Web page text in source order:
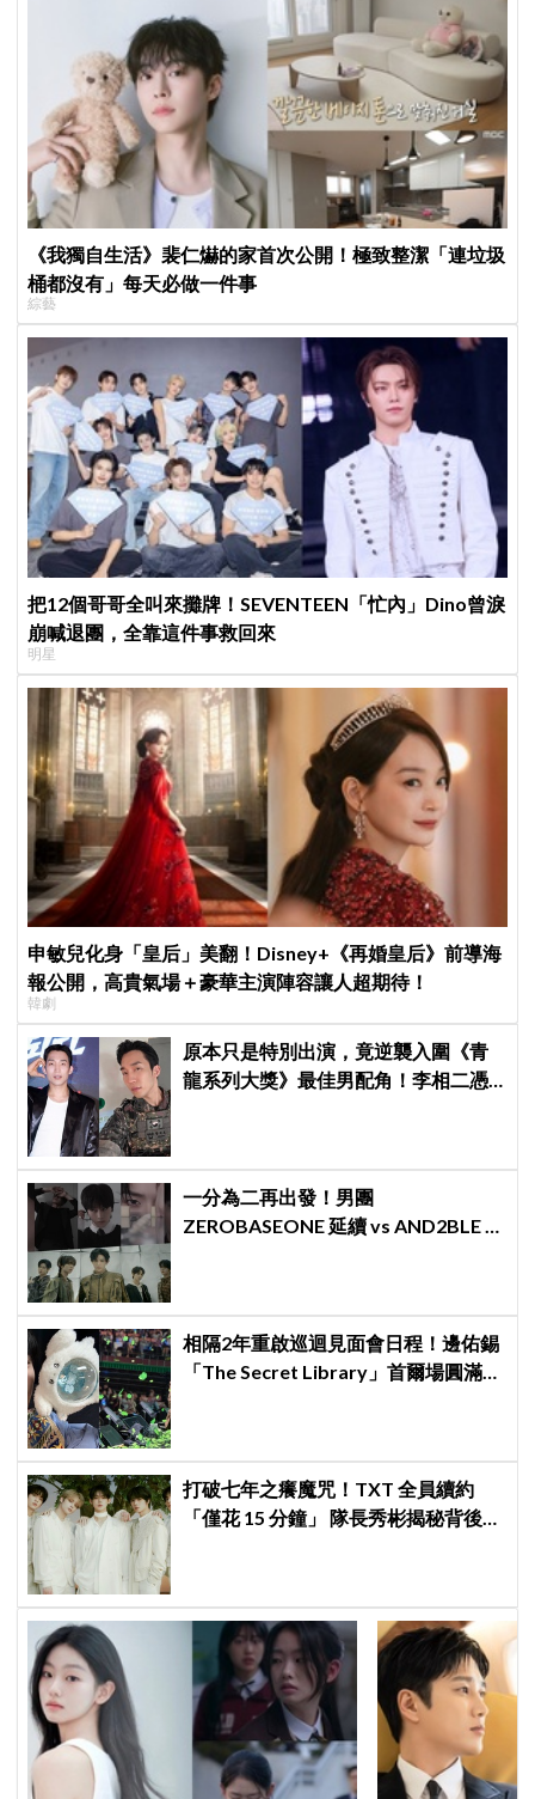
《我獨自生活》裴仁爀的家首次公開！極致整潔「連垃圾
桶都沒有」每天必做一件事
綜藝
把12個哥哥全叫來攤牌！SEVENTEEN「忙內」Dino曾淚
崩喊退團，全靠這件事救回來
明星
申敏兒化身「皇后」美翻！Disney+《再婚皇后》前導海
報公開，高貴氣場＋豪華主演陣容讓人超期待！
韓劇
原本只是特別出演，竟逆襲入圍《青
龍系列大獎》最佳男配角！李相二憑
一分為二再出發！男團
ZEROBASEONE 延續 vs AND2BLE 重
相隔2年重啟巡迴見面會日程！邊佑錫
「The Secret Library」首爾場圓滿結
打破七年之癢魔咒！TXT 全員續約
「僅花 15 分鐘」 隊長秀彬揭秘背後原